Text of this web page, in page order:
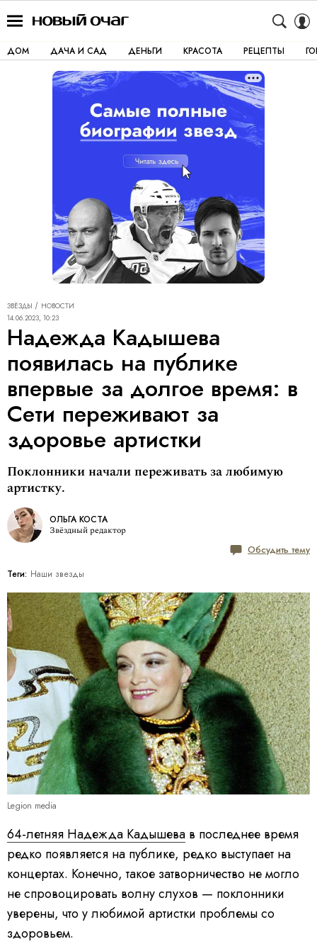
ДОМ ДАЧА И САД ДЕНЬГИ КРАСОТА РЕЦЕПТЫ
ЗВЁЗДЫ
НОВОСТИ
14.06.2023, 10:23
Надежда Кадышева
появилась на публике
впервые за долгое время: в
Сети переживают за
здоровье артистки
Поклонники начали переживать за любимую
артистку.
ОЛЬГА КОСТА
Звёздный редактор
Обсудить тему
Теги: Наши звезды
Legion media
64-летняя Надежда Кадышева в последнее время
редко появляется на публике, редко выступает на
концертах. Конечно, такое затворничество не могло
не спровоцировать волну слухов — поклонники
уверены, что у любимой артистки проблемы со
здоровьем.